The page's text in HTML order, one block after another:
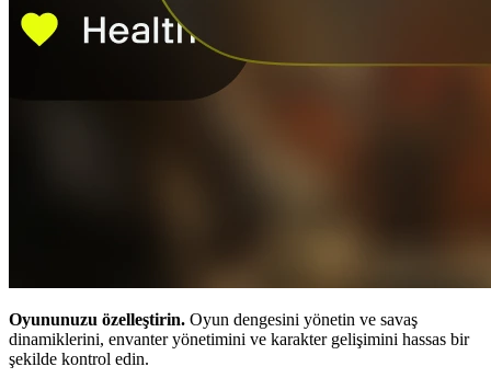
Oyununuzu özelleştirin. Oyun dengesini yönetin ve savaş
dinamiklerini, envanter yönetimini ve karakter gelişimini hassas bir
şekilde kontrol edin.